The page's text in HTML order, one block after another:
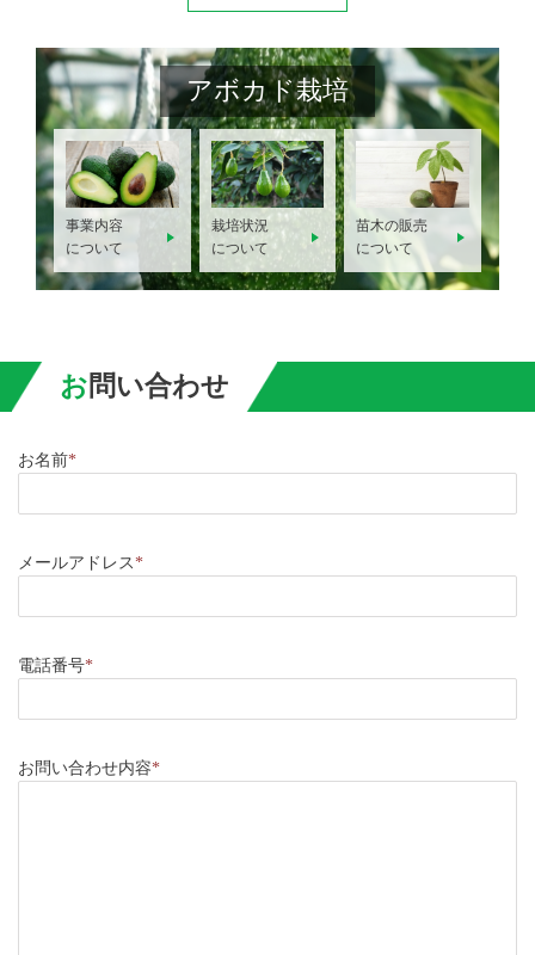
アボカド栽培
事業内容
について
栽培状況
について
苗木の販売
について
お問い合わせ
お名前*
メールアドレス*
電話番号*
お問い合わせ内容*